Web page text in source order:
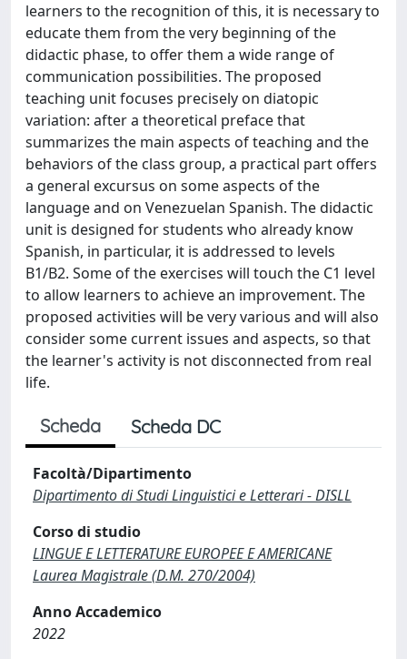
learners to the recognition of this, it is necessary to
educate them from the very beginning of the
didactic phase, to offer them a wide range of
communication possibilities. The proposed
teaching unit focuses precisely on diatopic
variation: after a theoretical preface that
summarizes the main aspects of teaching and the
behaviors of the class group, a practical part offers
a general excursus on some aspects of the
language and on Venezuelan Spanish. The didactic
unit is designed for students who already know
Spanish, in particular, it is addressed to levels
B1/B2. Some of the exercises will touch the C1 level
to allow learners to achieve an improvement. The
proposed activities will be very various and will also
consider some current issues and aspects, so that
the learner's activity is not disconnected from real
life.
Scheda Scheda DC
Facoltà/Dipartimento
Dipartimento di Studi Linguistici e Letterari - DISLL
Corso di studio
LINGUE E LETTERATURE EUROPEE E AMERICANE
Laurea Magistrale (D.M. 270/2004)
Anno Accademico
2022